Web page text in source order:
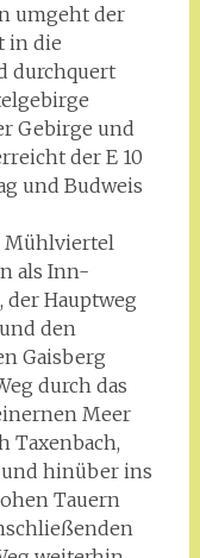
umgeht der
in die
durchquert
Gebirge und
der E 10
und Budweis
Mühlviertel
als Inn-
der Hauptweg
den
Gaisberg
durch das
Meer
Taxenbach,
hinüber ins
Tauern